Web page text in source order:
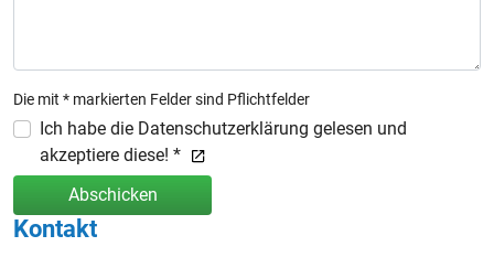
Die mit * markierten Felder sind Pflichtfelder
Ich habe die Datenschutzerklärung gelesen und
akzeptiere diese! *
Abschicken
Kontakt